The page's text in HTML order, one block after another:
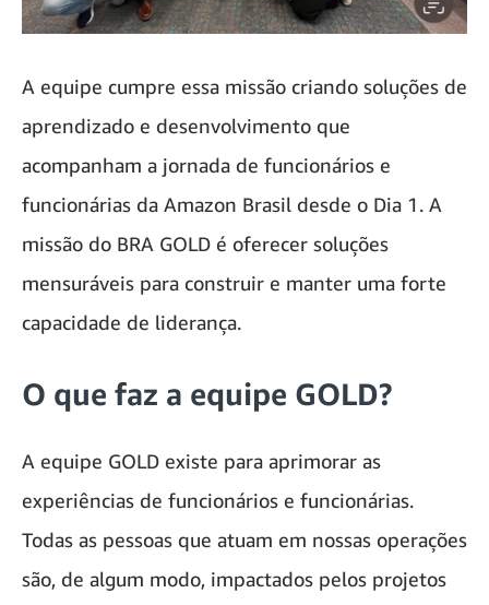
A equipe cumpre essa missão criando soluções de
aprendizado e desenvolvimento que
acompanham a jornada de funcionários e
funcionárias da Amazon Brasil desde o Dia 1. A
missão do BRA GOLD é oferecer soluções
mensuráveis para construir e manter uma forte
capacidade de liderança.
O que faz a equipe GOLD?
A equipe GOLD existe para aprimorar as
experiências de funcionários e funcionárias.
Todas as pessoas que atuam em nossas operações
são, de algum modo, impactados pelos projetos